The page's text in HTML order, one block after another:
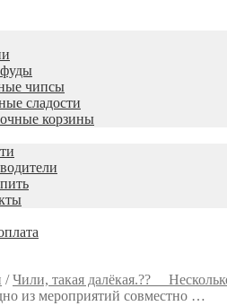
чипсы
сладости
корзины
/Чили, такая далёкая.?? ⠀
из мероприятий совместно …